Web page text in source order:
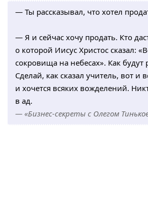
— Ты рассказывал, что хотел
— Я и сейчас хочу продать. Кто
о которой Иисус Христос сказал:
сокровища на небесах». Как будут
Сделай, как сказал учитель, вот
и хочется всяких вожделений.
в ад.
— «Бизнес-секреты с Олегом